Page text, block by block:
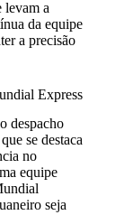
levam a
da equipe
a precisão
Express
despacho
se destaca
no
equipe
seja